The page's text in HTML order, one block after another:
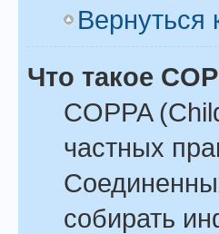
Вернуться
Что такое
COPPA
частных
собирать